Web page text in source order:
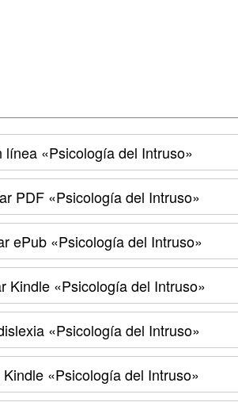
línea«Psicología del Intruso»
PDF «Psicología del Intruso»
ePub «Psicología del Intruso»
Kindle «Psicología del Intruso»
«Psicología del Intruso»
«Psicología del Intruso»